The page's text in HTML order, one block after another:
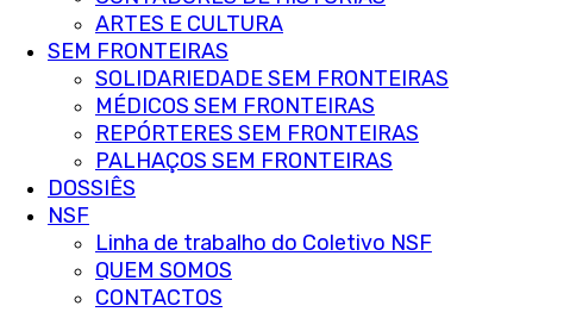
ARTES E CULTURA
SEM FRONTEIRAS
SOLIDARIEDADE SEM FRONTEIRAS
MÉDICOS SEM FRONTEIRAS
REPÓRTERES SEM FRONTEIRAS
PALHAÇOS SEM FRONTEIRAS
DOSSIÊS
NSF
Linha de trabalho do Coletivo NSF
QUEM SOMOS
CONTACTOS